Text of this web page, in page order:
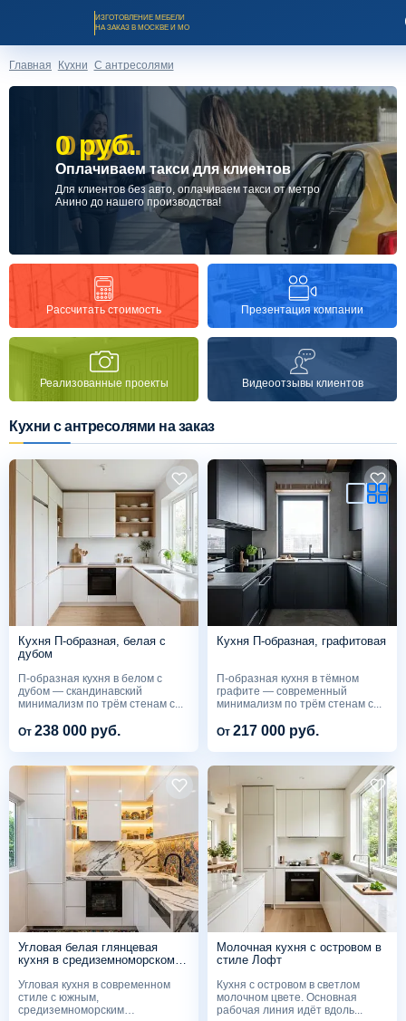
ИЗГОТОВЛЕНИЕ МЕБЕЛИ
НА ЗАКАЗ В МОСКВЕ И МО
Заказать звонок
Каталог мебели на заказ
Оплата и доставка
Рассрочка и кредит
Схема работы
Акции и скидки
Портфолио
Видеоотзывы
Статьи
Контакты
Главная Кухни С антресолями
0 руб.
0 руб.
Оплачиваем такси для клиентов
Для клиентов без авто, оплачиваем такси от метро
Анино до нашего производства!
Рассчитать стоимость Презентация компании
Реализованные проекты Видеоотзывы клиентов
Кухни с антресолями на заказ
Кухня П-образная, белая с
дубом
П-образная кухня в белом с
дубом — скандинавский
минимализм по трём стенам с...
От 238 000 руб.
Кухня П-образная, графитовая
П-образная кухня в тёмном
графите — современный
минимализм по трём стенам с...
От 217 000 руб.
Угловая белая глянцевая
кухня в средиземноморском
Угловая кухня в современном
стиле с южным,
средиземноморским
Молочная кухня с островом в
стиле Лофт
Кухня с островом в светлом
молочном цвете. Основная
рабочая линия идёт вдоль...